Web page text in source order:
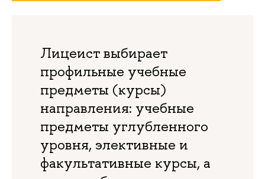
Лицеист выбирает
профильные учебные
предметы (курсы)
направления: учебные
предметы углубленного
уровня, элективные и
факультативные курсы, а